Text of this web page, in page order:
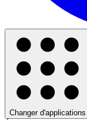
Changer d'applications